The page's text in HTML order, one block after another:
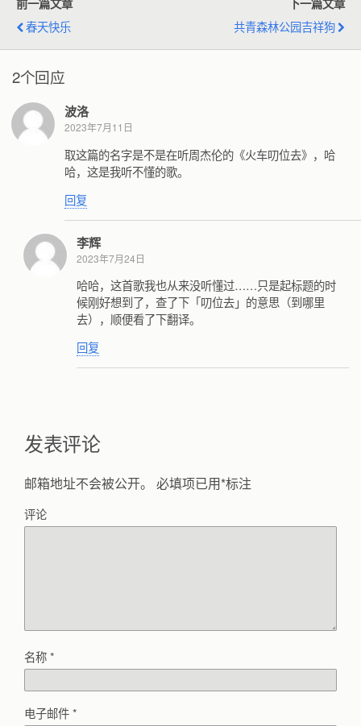
前一篇文章
春天快乐
下一篇文章
共青森林公园吉祥狗
2个回应
波洛
2023年7月11日
取这篇的名字是不是在听周杰伦的《火车叨位去》，哈
哈，这是我听不懂的歌。
回复
李辉
2023年7月24日
哈哈，这首歌我也从来没听懂过……只是起标题的时
候刚好想到了，查了下「叨位去」的意思（到哪里
去），顺便看了下翻译。
回复
发表评论
邮箱地址不会被公开。 必填项已用*标注
评论
名称*
电子邮件*